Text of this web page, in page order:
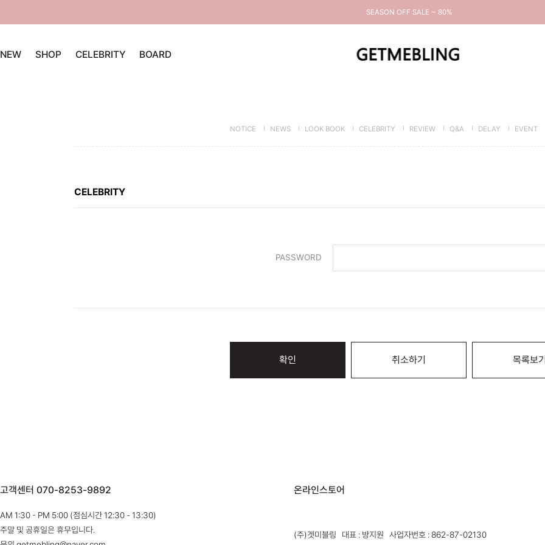
SEASON OFF SALE ~ 80%
NEW SHOP CELEBRITY BOARD
NOTICE NEWS LOOK BOOK CELEBRITY REVIEW Q&A DELAY EVENT
CELEBRITY
PASSWORD
확인 취소하기 목록보
고객센터 070-8253-9892
AM 1:30 - PM 5:00 (점심시간 12:30 - 13:30)
주말 및 공휴일은 휴무입니다.
온라인스토어
(주)겟미블링 대표 : 방지원 사업자번호 : 862-87-02130